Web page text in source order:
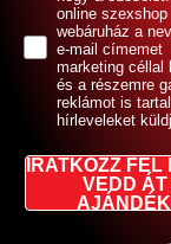
online szexshop
webáruház a
e-mail címemet
marketing céllal
és a részemre
reklámot is
hírleveleket
IRATKOZZ FEL
VEDD